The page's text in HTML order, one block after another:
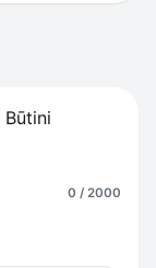
Būtini
0 / 2000